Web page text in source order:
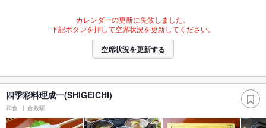
カレンダーの更新に失敗しました。
下記ボタンを押して空席状況を更新してください。
空席状況を更新する
四季彩料理成一(SHIGEICHI)
和食 倉敷駅